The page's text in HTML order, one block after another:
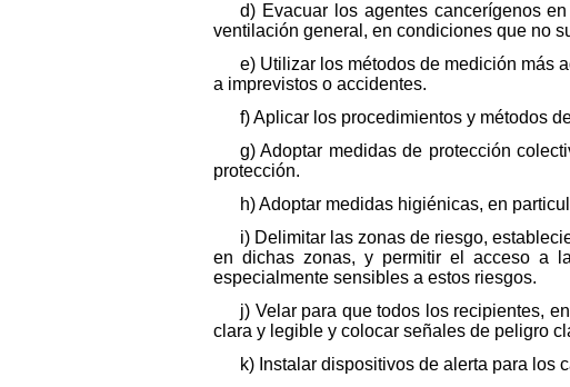
d) Evacuar los agentes cancerígenos
ventilación general, en condiciones que no
e) Utilizar los métodos de medición más
a imprevistos o accidentes.
f) Aplicar los procedimientos y métodos
g) Adoptar medidas de protección
protección.
h) Adoptar medidas higiénicas, en
i) Delimitar las zonas de riesgo,
en dichas zonas, y permitir el acceso a
especialmente sensibles a estos riesgos.
j) Velar para que todos los recipientes,
clara y legible y colocar señales de peligro
k) Instalar dispositivos de alerta para los